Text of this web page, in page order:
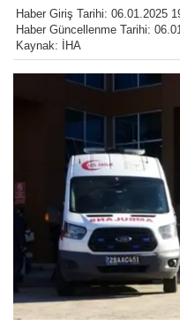
Haber Giriş Tarihi: 06.01.2025
Haber Güncellenme Tarihi:
Kaynak: İHA